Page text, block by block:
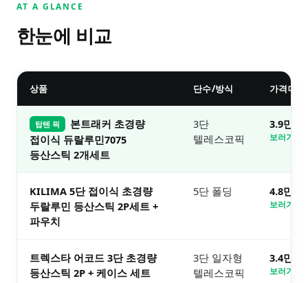
AT A GLANCE
한눈에 비교
상품 단수/방식 가격대
탑텐 픽
본트래커 초경량
접이식 듀랄루민7075
등산스틱 2개세트
3단
텔레스코픽
3.9만원
보러가기
KILIMA 5단 접이식 초경량
두랄루민 등산스틱 2P세트 +
파우치
5단 폴딩 4.8만원
보러가기
트렉스타 어코드 3단 초경량
등산스틱 2P + 케이스 세트
3단 일자형
텔레스코픽
3.4만원
보러가기